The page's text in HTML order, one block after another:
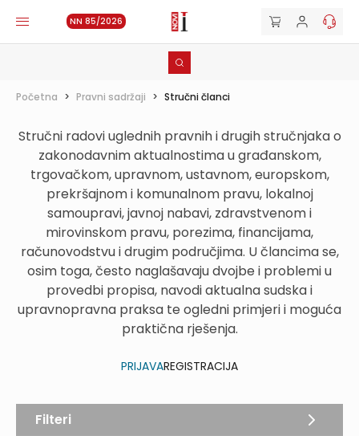
NN 85/2026
Početna > Pravni sadržaji > Stručni članci
Stručni radovi uglednih pravnih i drugih stručnjaka o
zakonodavnim aktualnostima u građanskom,
trgovačkom, upravnom, ustavnom, europskom,
prekršajnom i komunalnom pravu, lokalnoj
samoupravi, javnoj nabavi, zdravstvenom i
mirovinskom pravu, porezima, financijama,
računovodstvu i drugim područjima. U člancima se,
osim toga, često naglašavaju dvojbe i problemi u
provedbi propisa, navodi aktualna sudska i
upravnopravna praksa te ogledni primjeri i moguća
praktična rješenja.
PRIJAVAREGISTRACIJA
Filteri